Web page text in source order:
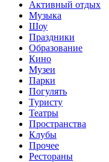
Активный отдых
Музыка
Шоу
Праздники
Образование
Кино
Музеи
Парки
Погулять
Туристу
Театры
Пространства
Клубы
Прочее
Рестораны